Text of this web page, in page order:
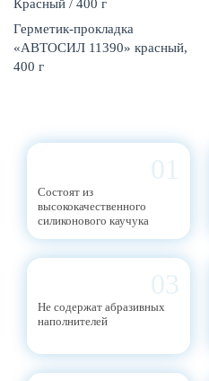
Красный / 400 г
Герметик-прокладка
«АВТОСИЛ 11390» красный,
400 г
01
Cостоят из
высококачественного
силиконового каучука
03
Не содержат абразивных
наполнителей